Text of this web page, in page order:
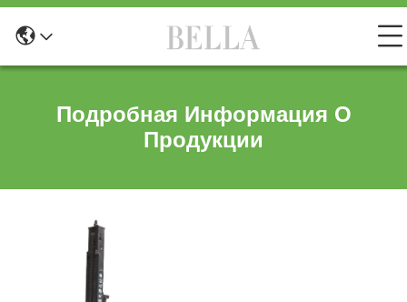
Подробная Информация О
Продукции